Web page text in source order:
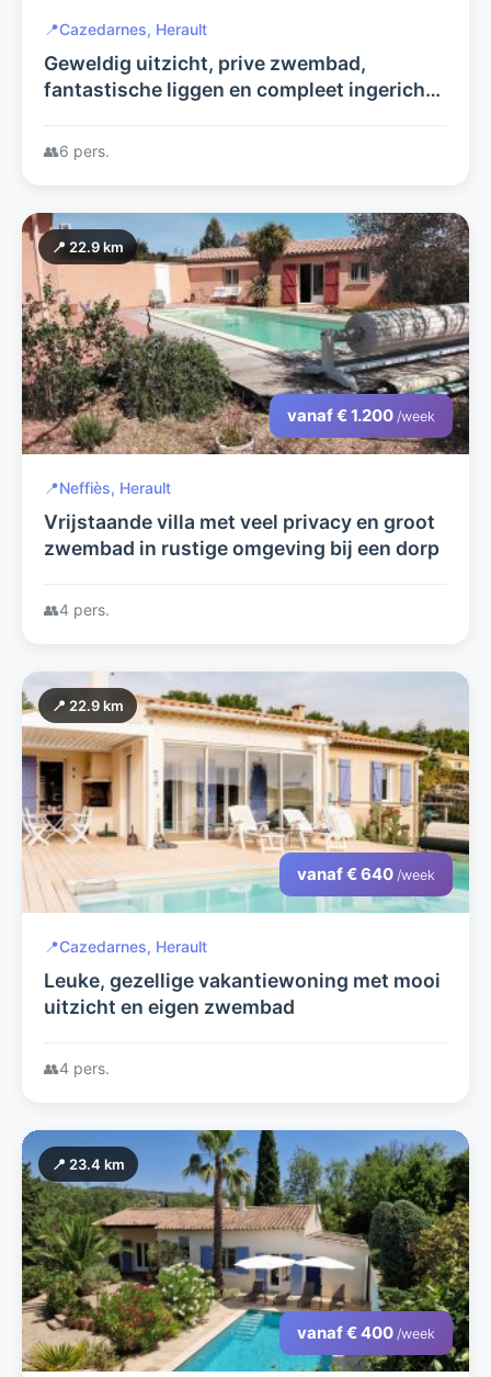
📍Cazedarnes, Herault
Geweldig uitzicht, prive zwembad,
fantastische liggen en compleet ingerichte
👥6 pers.
📍 22.9 km
vanaf € 1.200 /week
📍Neffiès, Herault
Vrijstaande villa met veel privacy en groot
zwembad in rustige omgeving bij een dorp
👥4 pers.
📍 22.9 km
vanaf € 640 /week
📍Cazedarnes, Herault
Leuke, gezellige vakantiewoning met mooi
uitzicht en eigen zwembad
👥4 pers.
📍 23.4 km
vanaf € 400 /week